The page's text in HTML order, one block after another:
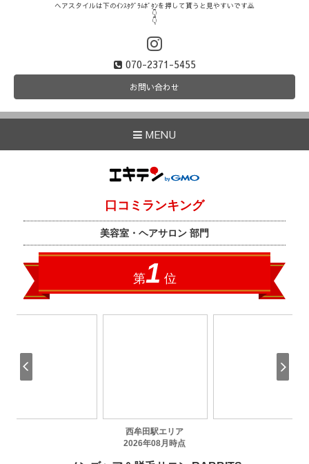
ヘアスタイルは下のｲﾝｽﾀｸﾞﾗﾑﾎﾞﾀﾝを押して貰うと見やすいです🙇
👇
👇
070-2371-5455
お問い合わせ
MENU